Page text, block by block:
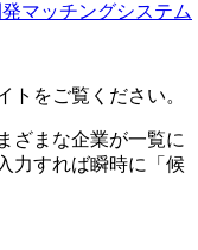
マッチングシステム
トをご覧ください。
ざまな企業が一覧に
力すれば瞬時に「候